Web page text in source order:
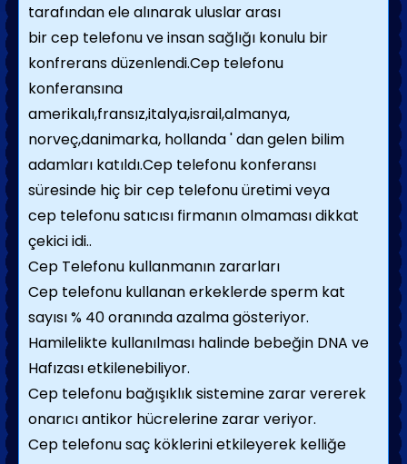
tarafından ele alınarak uluslar arası
bir cep telefonu ve insan sağlığı konulu bir
konfrerans düzenlendi.Cep telefonu
konferansına
amerikalı,fransız,italya,israil,almanya,
norveç,danimarka, hollanda ' dan gelen bilim
adamları katıldı.Cep telefonu konferansı
süresinde hiç bir cep telefonu üretimi veya
cep telefonu satıcısı firmanın olmaması dikkat
çekici idi..
Cep Telefonu kullanmanın zararları
Cep telefonu kullanan erkeklerde sperm kat
sayısı % 40 oranında azalma gösteriyor.
Hamilelikte kullanılması halinde bebeğin DNA ve
Hafızası etkilenebiliyor.
Cep telefonu bağışıklık sistemine zarar vererek
onarıcı antikor hücrelerine zarar veriyor.
Cep telefonu saç köklerini etkileyerek kelliğe